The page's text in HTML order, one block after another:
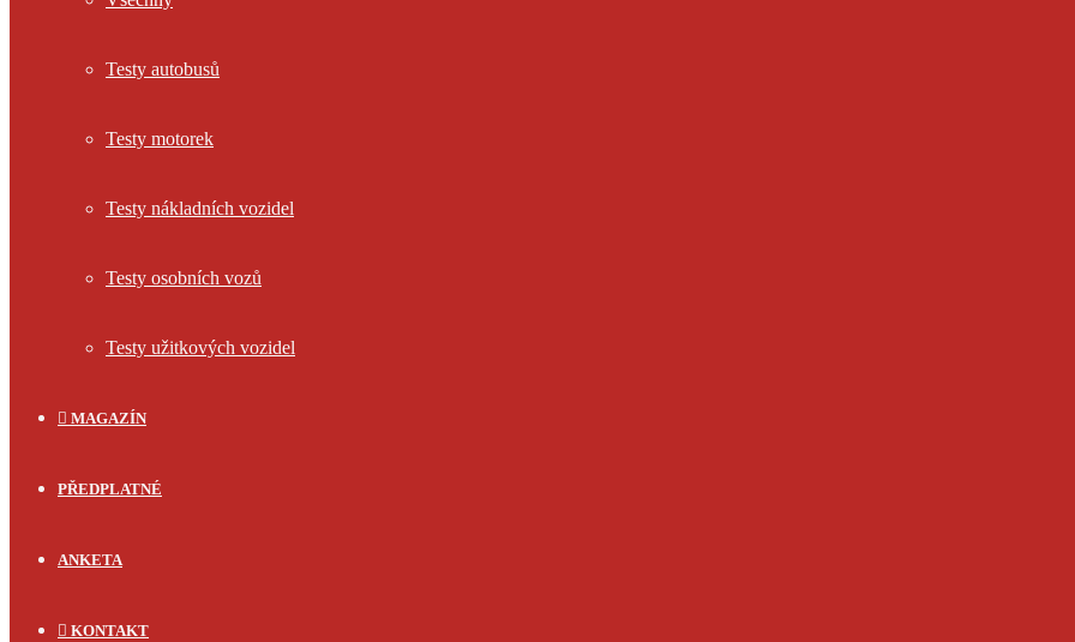
Testy autobusů
Testy motorek
Testy nákladních vozidel
Testy osobních vozů
Testy užitkových vozidel
MAGAZÍN
PŘEDPLATNÉ
ANKETA
KONTAKT